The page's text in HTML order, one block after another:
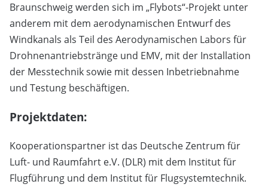
Braunschweig werden sich im „Flybots“-Projekt unter
anderem mit dem aerodynamischen Entwurf des
Windkanals als Teil des Aerodynamischen Labors für
Drohnenantriebstränge und EMV, mit der Installation
der Messtechnik sowie mit dessen Inbetriebnahme
und Testung beschäftigen.
Projektdaten:
Kooperationspartner ist das Deutsche Zentrum für
Luft- und Raumfahrt e.V. (DLR) mit dem Institut für
Flugführung und dem Institut für Flugsystemtechnik.